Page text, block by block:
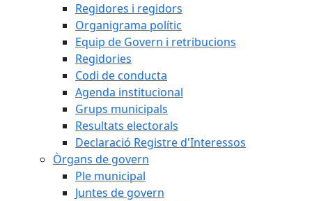
Regidores i regidors
Organigrama polític
Equip de Govern i retribucions
Regidories
Codi de conducta
Agenda institucional
Grups municipals
Resultats electorals
Declaració Registre d'Interessos
Òrgans de govern
Ple municipal
Juntes de govern